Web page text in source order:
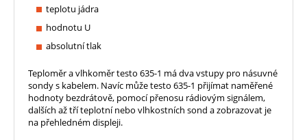
teplotu jádra
hodnotu U
absolutní tlak
Teploměr a vlhkoměr testo 635-1 má dva vstupy pro násuvné
sondy s kabelem. Navíc může testo 635-1 přijímat naměřené
hodnoty bezdrátově, pomocí přenosu rádiovým signálem,
dalších až tří teplotní nebo vlhkostních sond a zobrazovat je
na přehledném displeji.